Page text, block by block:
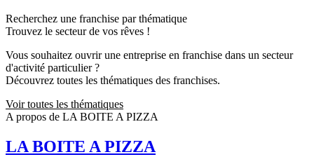
Recherchez une franchise par thématique
Trouvez le secteur de vos rêves !
Vous souhaitez ouvrir une entreprise en franchise dans un secteur
d'activité particulier ?
Découvrez toutes les thématiques des franchises.
Voir toutes les thématiques
A propos de LA BOITE A PIZZA
LA BOITE A PIZZA